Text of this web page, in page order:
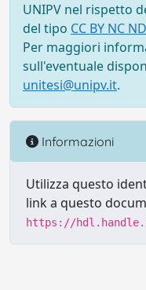
UNIPV nel rispetto
del tipo CC BY NC ND
Per maggiori
sull'eventuale
unitesi@unipv.it.
Informazioni
Utilizza questo
link a questo
https://